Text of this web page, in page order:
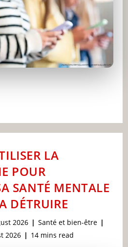
LA
POUR
SANTÉ MENTALE
DÉTRUIRE
2026
Post
category:
Santé et bien-être
2026
Reading
14 mins read